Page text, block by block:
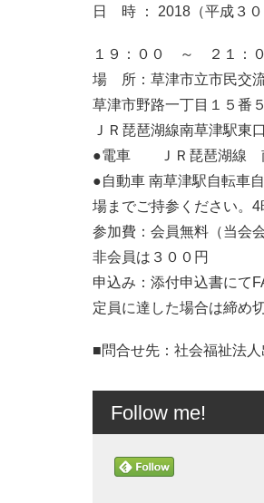
日 時 ： 2018（平成３
１９：００ ～ ２１：
場 所：草津市立市民交
草津市野路一丁目１５
ＪＲ琵琶湖線南草津駅東
●電車 ＪＲ琵琶湖線
●自動車 南草津駅自転車
場までご持参ください。
参加費：会員無料（当会
非会員は３００円
申込み：添付申込書にて
定員に達した場合は締め
■問合せ先：社会福祉法
Follow me!